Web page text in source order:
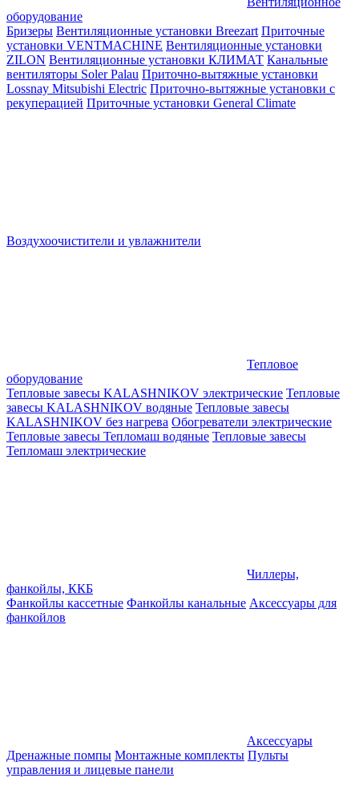
оборудование
Бризеры Вентиляционные установки Breezart Приточные
установки VENTMACHINE Вентиляционные установки
ZILON Вентиляционные установки КЛИМАТ Канальные
вентиляторы Soler Palau Приточно-вытяжные установки
Lossnay Mitsubishi Electric Приточно-вытяжные установки с
рекуперацией Приточные установки General Climate
Воздухоочистители и увлажнители
Тепловое
оборудование
Тепловые завесы KALASHNIKOV электрические Тепловые
завесы KALASHNIKOV водяные Тепловые завесы
KALASHNIKOV без нагрева Обогреватели электрические
Тепловые завесы Тепломаш водяные Тепловые завесы
Тепломаш электрические
Чиллеры,
фанкойлы, ККБ
Фанкойлы кассетные Фанкойлы канальные Аксессуары для
фанкойлов
Аксессуары
Дренажные помпы Монтажные комплекты Пульты
управления и лицевые панели